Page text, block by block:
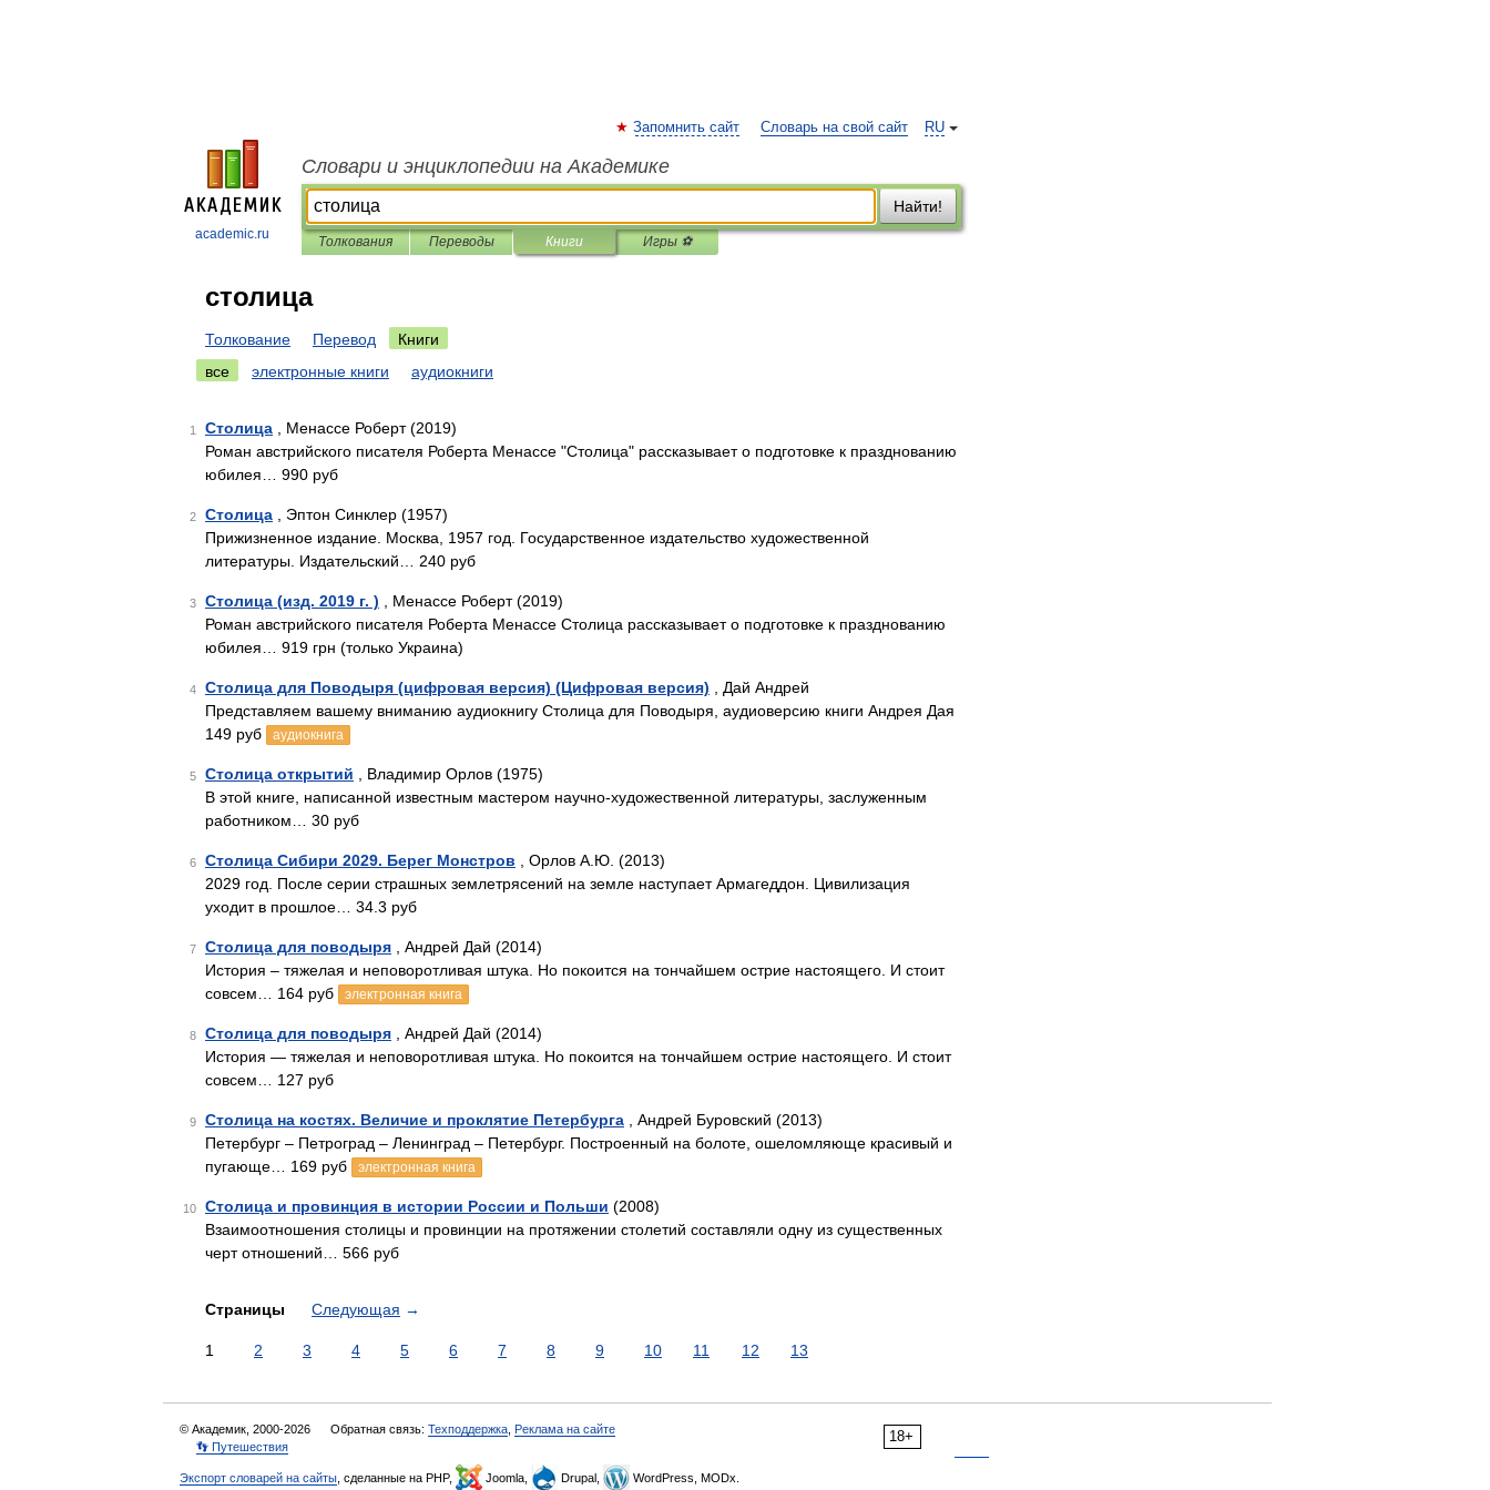
academic.ru
RU
Запомнить сайт Словарь на свой сайт
Словари и энциклопедии на Академике
Найти!
Толкования Переводы Книги Игры ⚽
столица
Толкование Перевод
Книги
все
электронные книги аудиокниги
1 Столица , Менассе Роберт (2019)
Роман австрийского писателя Роберта Менассе "Столица" рассказывает о подготовке к празднованию
юбилея… 990 руб
2 Столица , Эптон Синклер (1957)
Прижизненное издание. Москва, 1957 год. Государственное издательство художественной
литературы. Издательский… 240 руб
3 Столица (изд. 2019 г. ) , Менассе Роберт (2019)
Роман австрийского писателя Роберта Менассе Столица рассказывает о подготовке к празднованию
юбилея… 919 грн (только Украина)
4 Столица для Поводыря (цифровая версия) (Цифровая версия) , Дай Андрей
Представляем вашему вниманию аудиокнигу Столица для Поводыря, аудиоверсию книги Андрея Дая
149 руб
аудиокнига
5 Столица открытий , Владимир Орлов (1975)
В этой книге, написанной известным мастером научно-художественной литературы, заслуженным
работником… 30 руб
6 Столица Сибири 2029. Берег Монстров , Орлов А.Ю. (2013)
2029 год. После серии страшных землетрясений на земле наступает Армагеддон. Цивилизация
уходит в прошлое… 34.3 руб
7 Столица для поводыря , Андрей Дай (2014)
История – тяжелая и неповоротливая штука. Но покоится на тончайшем острие настоящего. И стоит
совсем… 164 руб
электронная книга
8 Столица для поводыря , Андрей Дай (2014)
История — тяжелая и неповоротливая штука. Но покоится на тончайшем острие настоящего. И стоит
совсем… 127 руб
9 Столица на костях. Величие и проклятие Петербурга , Андрей Буровский (2013)
Петербург – Петроград – Ленинград – Петербург. Построенный на болоте, ошеломляюще красивый и
пугающе… 169 руб
электронная книга
10 Столица и провинция в истории России и Польши (2008)
Взаимоотношения столицы и провинции на протяжении столетий составляли одну из существенных
черт отношений… 566 руб
Страницы Следующая →
1 2 3 4 5 6 7 8 9 10 11 12 13
18+
© Академик, 2000-2026 Обратная связь: Техподдержка Реклама на сайте
👣 Путешествия
Экспорт словарей на сайты , сделанные на PHP, Joomla, Drupal, WordPress, MODx.